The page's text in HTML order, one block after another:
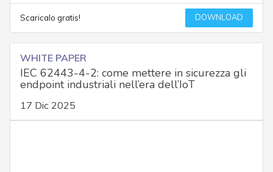
Scaricalo gratis! DOWNLOAD
WHITE PAPER
IEC 62443-4-2: come mettere in sicurezza gli
endpoint industriali nell’era dell’IoT
17 Dic 2025